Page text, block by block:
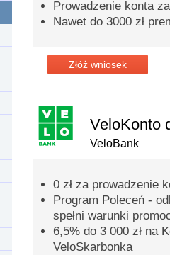
Prowadzenie konta
Nawet do 3000 zł
Złóż wniosek
VeloKonto
VeloBank
0 zł za prowadzenie
Program Poleceń -
spełni warunki
6,5% do 3 000 zł na
VeloSkarbonka